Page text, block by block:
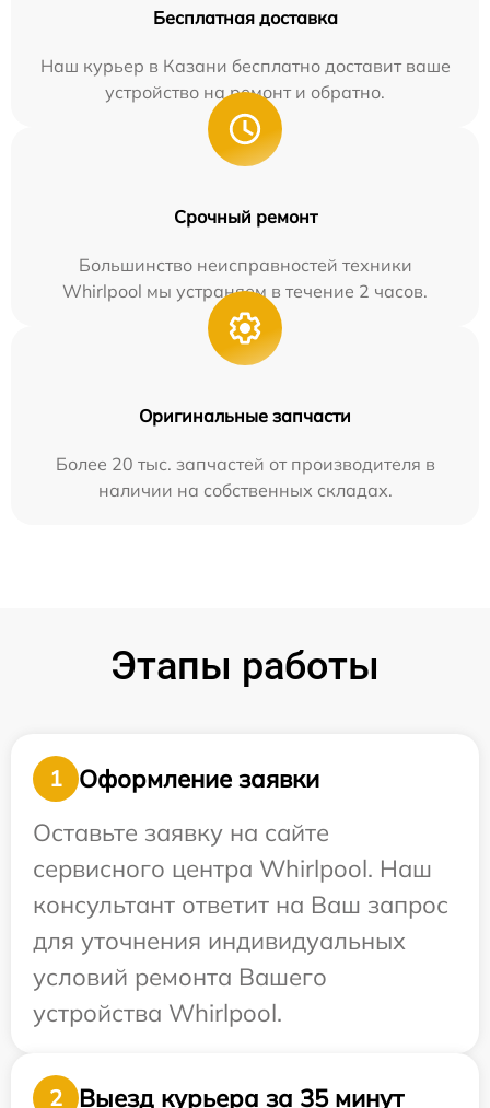
Бесплатная доставка
Наш курьер в Казани бесплатно доставит ваше
устройство на ремонт и обратно.
Срочный ремонт
Большинство неисправностей техники
Whirlpool мы устраняем в течение 2 часов.
Оригинальные запчасти
Более 20 тыс. запчастей от производителя в
наличии на собственных складах.
Этапы работы
1
Оформление заявки
Оставьте заявку на сайте
сервисного центра Whirlpool. Наш
консультант ответит на Ваш запрос
для уточнения индивидуальных
условий ремонта Вашего
устройства Whirlpool.
2 Выезд курьера за 35 минут